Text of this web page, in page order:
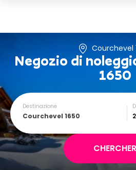
Courchevel
Negozio di
1650
Destinazione
Courchevel 1650